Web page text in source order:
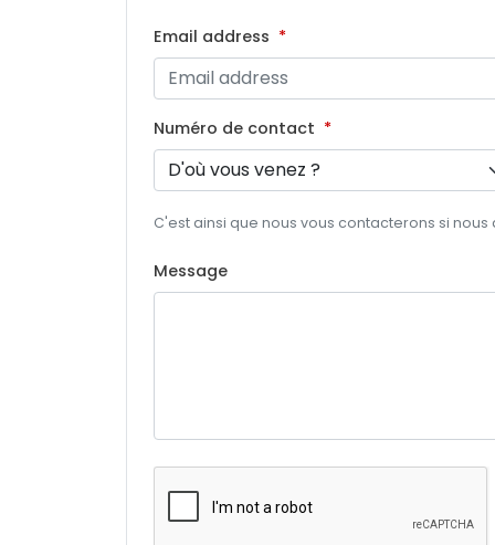
Email address
Numéro de contact
C'est ainsi que nous vous contacterons si
Message